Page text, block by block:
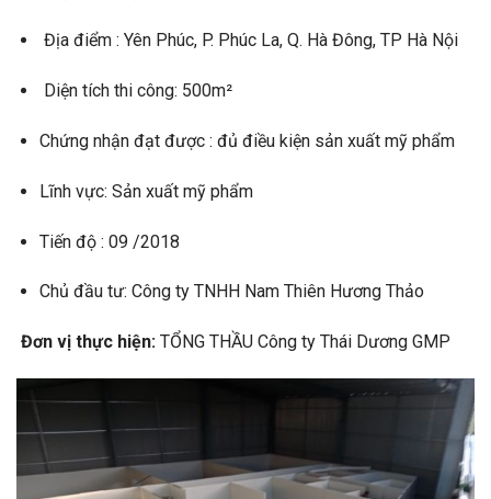
Địa điểm : Yên Phúc, P. Phúc La, Q. Hà Đông, TP Hà Nội
Diện tích thi công: 500m²
Chứng nhận đạt được : đủ điều kiện sản xuất mỹ phẩm
Lĩnh vực: Sản xuất mỹ phẩm
Tiến độ : 09 /2018
Chủ đầu tư: Công ty TNHH Nam Thiên Hương Thảo
Đơn vị thực hiện: TỔNG THẦU Công ty Thái Dương GMP